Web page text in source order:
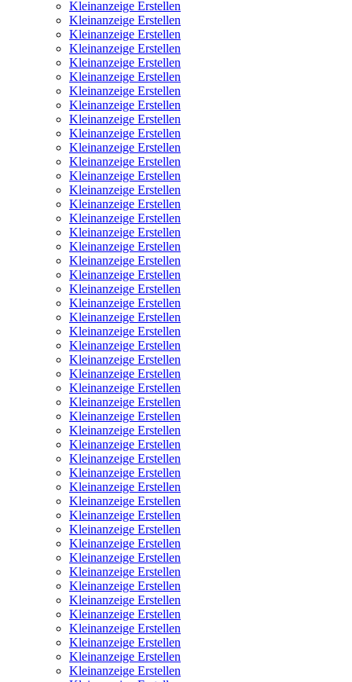
Kleinanzeige Erstellen
Kleinanzeige Erstellen
Kleinanzeige Erstellen
Kleinanzeige Erstellen
Kleinanzeige Erstellen
Kleinanzeige Erstellen
Kleinanzeige Erstellen
Kleinanzeige Erstellen
Kleinanzeige Erstellen
Kleinanzeige Erstellen
Kleinanzeige Erstellen
Kleinanzeige Erstellen
Kleinanzeige Erstellen
Kleinanzeige Erstellen
Kleinanzeige Erstellen
Kleinanzeige Erstellen
Kleinanzeige Erstellen
Kleinanzeige Erstellen
Kleinanzeige Erstellen
Kleinanzeige Erstellen
Kleinanzeige Erstellen
Kleinanzeige Erstellen
Kleinanzeige Erstellen
Kleinanzeige Erstellen
Kleinanzeige Erstellen
Kleinanzeige Erstellen
Kleinanzeige Erstellen
Kleinanzeige Erstellen
Kleinanzeige Erstellen
Kleinanzeige Erstellen
Kleinanzeige Erstellen
Kleinanzeige Erstellen
Kleinanzeige Erstellen
Kleinanzeige Erstellen
Kleinanzeige Erstellen
Kleinanzeige Erstellen
Kleinanzeige Erstellen
Kleinanzeige Erstellen
Kleinanzeige Erstellen
Kleinanzeige Erstellen
Kleinanzeige Erstellen
Kleinanzeige Erstellen
Kleinanzeige Erstellen
Kleinanzeige Erstellen
Kleinanzeige Erstellen
Kleinanzeige Erstellen
Kleinanzeige Erstellen
Kleinanzeige Erstellen